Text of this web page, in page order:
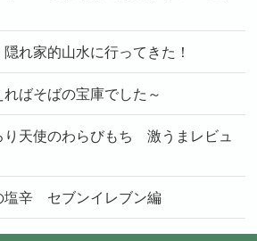
れ家的山水に行ってきた！
ばそばの宝庫でした～
り天使のわらびもち 激うまレビュ
塩辛 セブンイレブン編